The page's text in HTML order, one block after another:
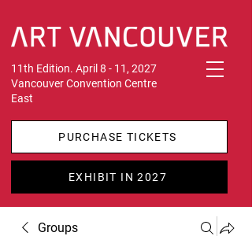
11th Edition. April 8 - 11, 2027
Vancouver Convention Centre
East
PURCHASE TICKETS
EXHIBIT IN 2027
Groups